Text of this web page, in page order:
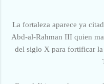
La fortaleza aparece ya
Abd-al-Rahman III quien
del siglo X para fortificar